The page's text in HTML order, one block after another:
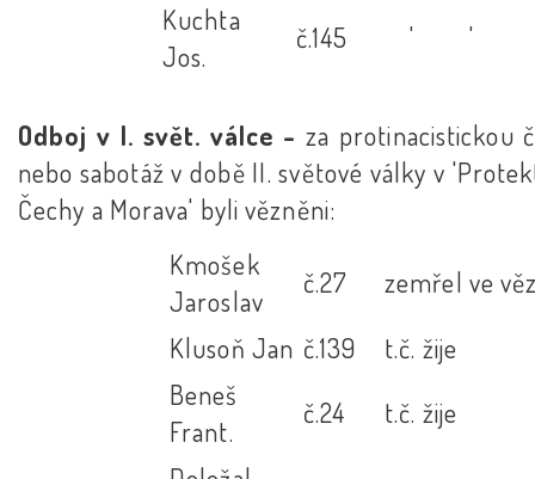
Kuchta
Jos.
č.145 ' '
Odboj v I. svět. válce -za protinacistickou
nebo sabotáž v době II. světové války v
Čechy a Morava' byli vězněni:
Kmošek
Jaroslav
č.27
zemřel ve
Klusoň Jan č.139
t.č. žije
Beneš
Frant.
č.24
t.č. žije